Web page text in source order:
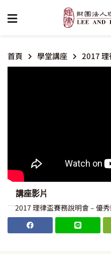
首頁 學堂講座 2017 理
講座影片
2017 理律盃賽務說明會 – 優